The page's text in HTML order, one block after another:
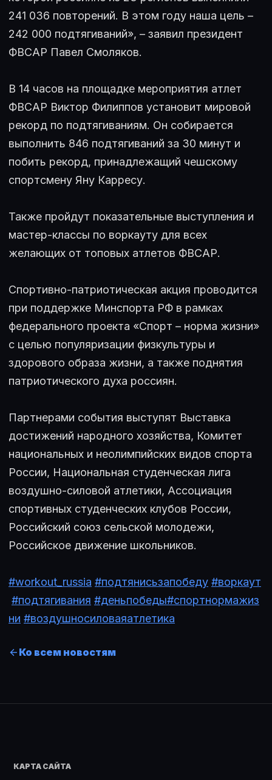
241 036 повторений. В этом году наша цель –
242 000 подтягиваний», – заявил президент
ФВСАР Павел Смоляков.
В 14 часов на площадке мероприятия атлет
ФВСАР Виктор Филиппов установит мировой
рекорд по подтягиваниям. Он собирается
выполнить 846 подтягиваний за 30 минут и
побить рекорд, принадлежащий чешскому
спортсмену Яну Карресу.
Также пройдут показательные выступления и
мастер-классы по воркауту для всех
желающих от топовых атлетов ФВСАР.
Спортивно-патриотическая акция проводится
при поддержке Минспорта РФ в рамках
федерального проекта «Спорт – норма жизни»
с целью популяризации физкультуры и
здорового образа жизни, а также поднятия
патриотического духа россиян.
Партнерами события выступят Выставка
достижений народного хозяйства, Комитет
национальных и неолимпийских видов спорта
России, Национальная студенческая лига
воздушно-силовой атлетики, Ассоциация
спортивных студенческих клубов России,
Российский союз сельской молодежи,
Российское движение школьников.
#workout_russia #подтянисьзапобеду #воркаут
#подтягивания #деньпобеды#спортнормажиз
ни #воздушносиловаяатлетика
Ко всем новостям
КАРТА САЙТА